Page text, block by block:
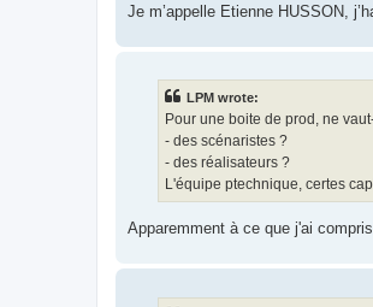
Je m’appelle Etienne HUSSON,
LPM wrote:
Pour une boite de prod, ne
- des scénaristes ?
- des réalisateurs ?
L'équipe ptechnique, certes
Apparemment à ce que j'ai